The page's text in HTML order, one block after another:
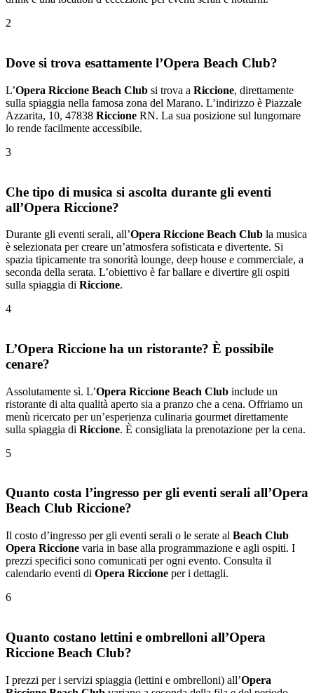
2
Dove si trova esattamente l’Opera Beach Club?
L’Opera Riccione Beach Club si trova a Riccione, direttamente
sulla spiaggia nella famosa zona del Marano. L’indirizzo è Piazzale
Azzarita, 10, 47838 Riccione RN. La sua posizione sul lungomare
lo rende facilmente accessibile.
3
Che tipo di musica si ascolta durante gli eventi
all’Opera Riccione?
Durante gli eventi serali, all’Opera Riccione Beach Club la musica
è selezionata per creare un’atmosfera sofisticata e divertente. Si
spazia tipicamente tra sonorità lounge, deep house e commerciale, a
seconda della serata. L’obiettivo è far ballare e divertire gli ospiti
sulla spiaggia di Riccione.
4
L’Opera Riccione ha un ristorante? È possibile
cenare?
Assolutamente sì. L’Opera Riccione Beach Club include un
ristorante di alta qualità aperto sia a pranzo che a cena. Offriamo un
menù ricercato per un’esperienza culinaria gourmet direttamente
sulla spiaggia di Riccione. È consigliata la prenotazione per la cena.
5
Quanto costa l’ingresso per gli eventi serali all’Opera
Beach Club Riccione?
Il costo d’ingresso per gli eventi serali o le serate al Beach Club
Opera Riccione varia in base alla programmazione e agli ospiti. I
prezzi specifici sono comunicati per ogni evento. Consulta il
calendario eventi di Opera Riccione per i dettagli.
6
Quanto costano lettini e ombrelloni all’Opera
Riccione Beach Club?
I prezzi per i servizi spiaggia (lettini e ombrelloni) all’Opera